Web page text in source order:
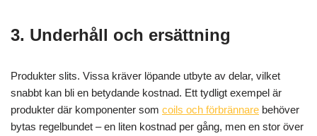
3. Underhåll och ersättning
Produkter slits. Vissa kräver löpande utbyte av delar, vilket
snabbt kan bli en betydande kostnad. Ett tydligt exempel är
produkter där komponenter som coils och förbrännare behöver
bytas regelbundet – en liten kostnad per gång, men en stor över